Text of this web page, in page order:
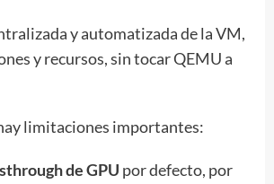
y automatizada de la VM,
y recursos, sin tocar QEMU a
limitaciones importantes:
de GPU por defecto, por